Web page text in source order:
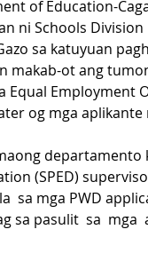
of Education-
ni Schools Division
sa katuyuan
makab-ot ang
Equal
og mga
departamento
(SPED)
sa mga PWD
sa pasulit  sa  mga